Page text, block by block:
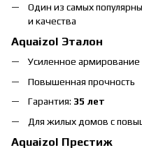
Один из самых
и качества
Aquaizol Эталон
Усиленное армирование
Повышенная прочность
Гарантия: 35 лет
Для жилых домов с
Aquaizol Престиж